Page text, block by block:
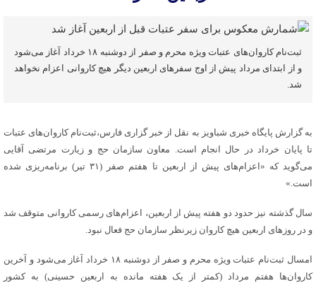
ثبت‌نام کاروان‌های عتبات ویژه محرم و صفر از دوشنبه ۱۸ خرداد آغاز می‌شود
و از ابتدای مرداد پیش از اوج سفرهای اربعین دیگر هیچ کاروانی اعزام نخواهد
شد.
به گزارش پایگاه خبری شباویز به نقل از خبر گزاری فارس،ثبت‌نام کاروان‌های عتبات
تا پایان خرداد در حال انجام است. معاون سازمان حج و زیارت مرتضی آقایی
می‌گوید که «اعزام‌های پیش از اربعین تا هفتم صفر (۳۱ تیر) برنامه‌ریزی شده
است.»
سال گذشته نیز حدود دو هفته پیش از اربعین، اعزام‌های رسمی کاروانی متوقف شد
و در روزهای اربعین هیچ کاروان زیرنظر سازمان حج فعال نبود.
امسال ثبت‌نام عتبات ویژه محرم و صفر از دوشنبه ۱۸ خرداد آغاز می‌شود و آخرین
کاروان‌ها هفتم مرداد (کمتر از یک هفته مانده به اربعین حسینی) به کشور